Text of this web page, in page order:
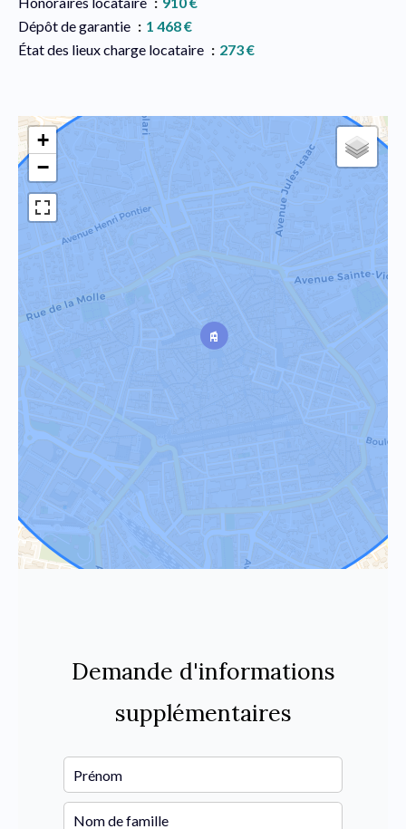
Dépôt de garantie
1 468 €
État des lieux charge locataire
273 €
+
−
Demande d'informations
supplémentaires